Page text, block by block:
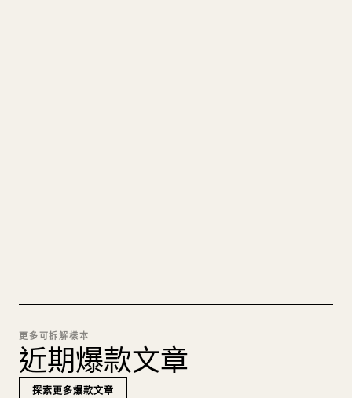
更多可拆解樣本
近期爆款文章
探索更多爆款文章